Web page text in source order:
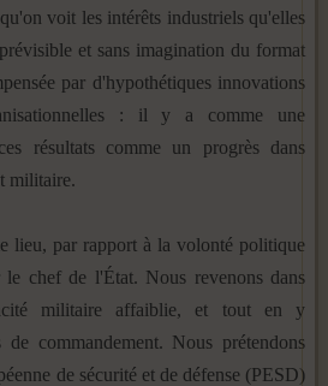
voit les intérêts industriels qu'elles
et sans imagination du format
par d'hypothétiques innovations
: il y a comme une
résultats comme un progrès dans
militaire.
lieu, par rapport à la volonté politique
chef de l'État. Nous revenons dans
militaire affaiblie, et tout en y
de commandement. Nous prétendons
de sécurité et de défense (PESD)